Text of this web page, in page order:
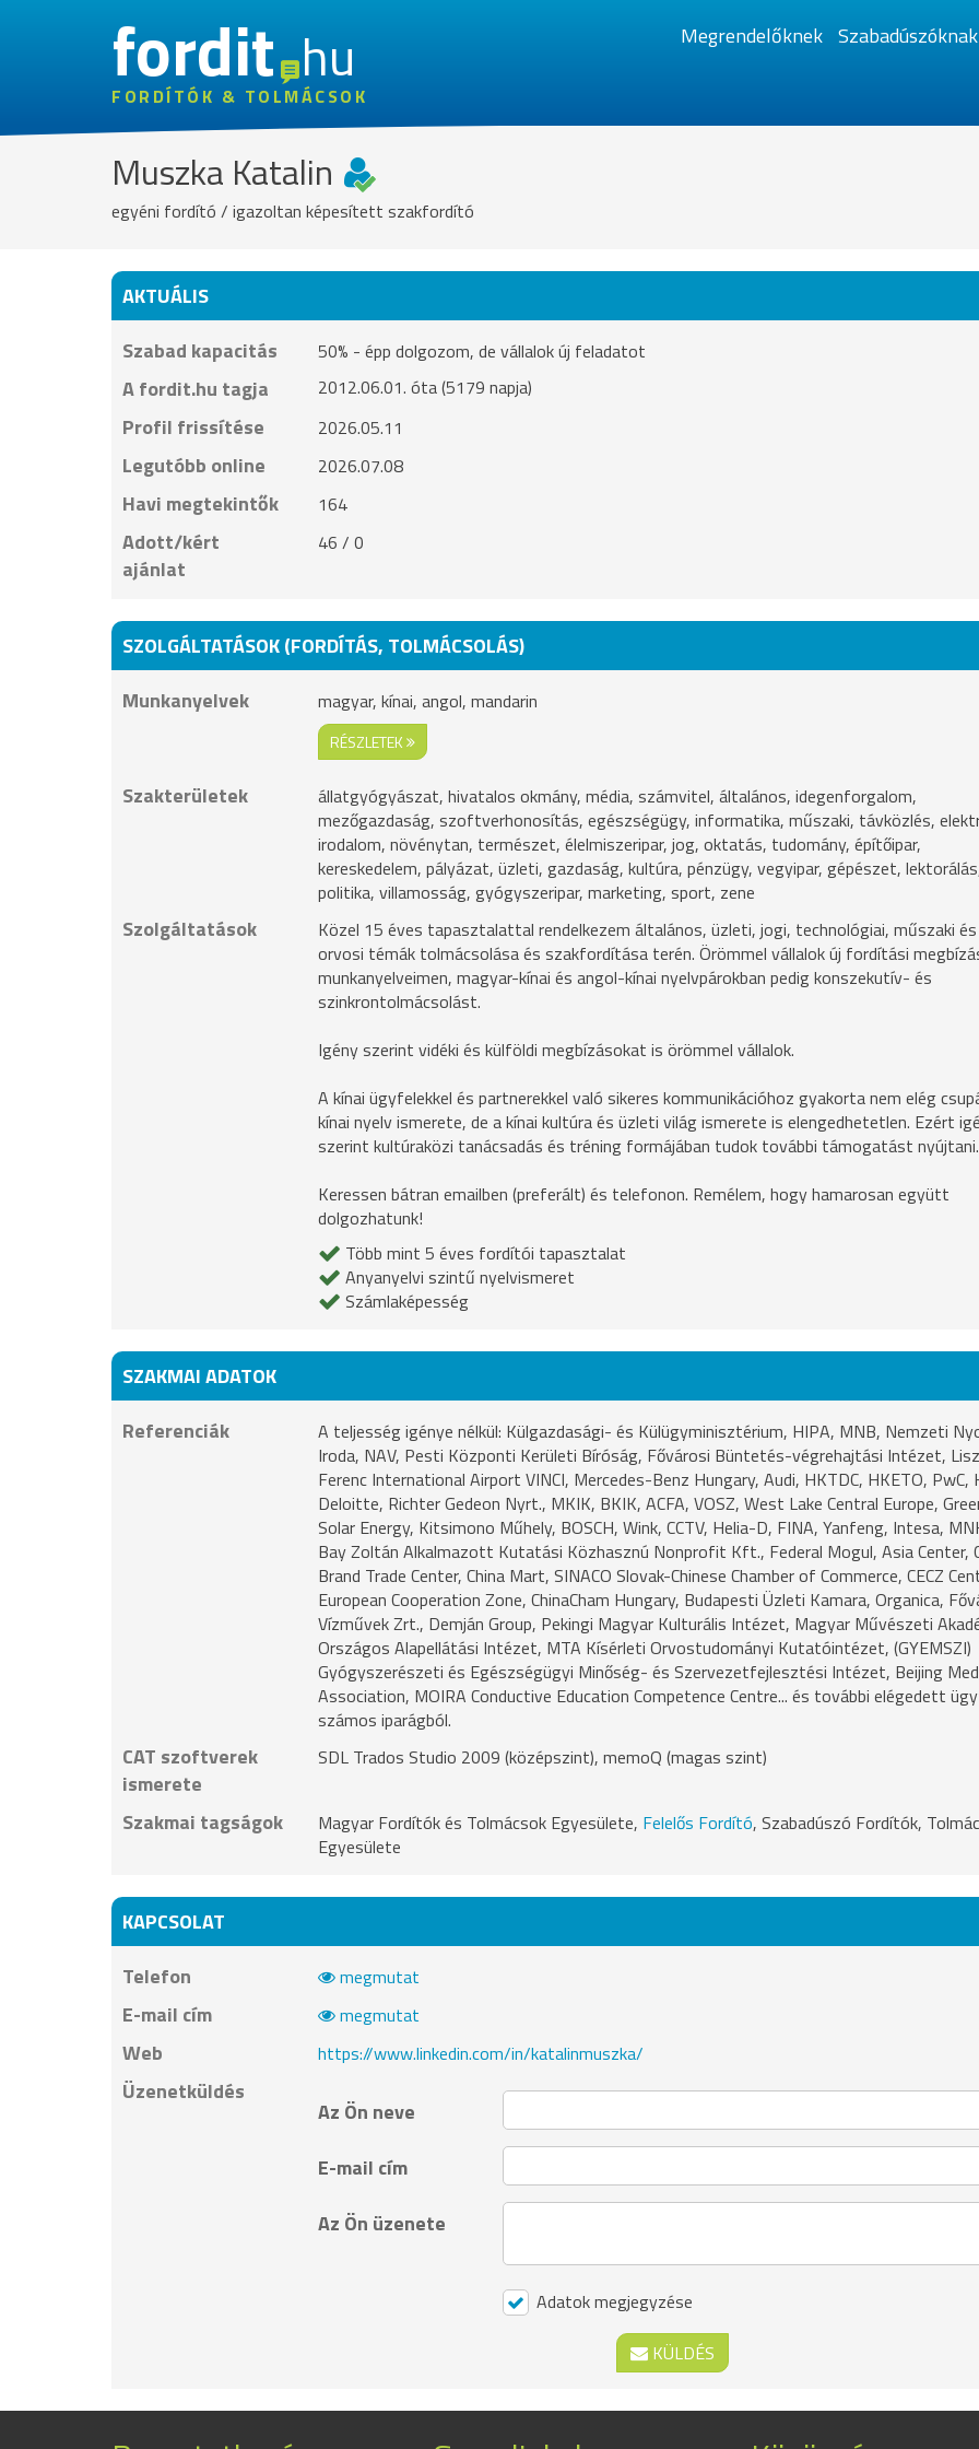
fordithu
FORDÍTÓK & TOLMÁCSOK
Megrendelőknek Szabadúszóknak
Muszka Katalin
egyéni fordító / igazoltan képesített szakfordító
AKTUÁLIS
Szabad kapacitás
50% - épp dolgozom, de vállalok új feladatot
A fordit.hu tagja 2012.06.01. óta (5179 napja)
Profil frissítése 2026.05.11
Legutóbb online 2026.07.08
Havi megtekintők 164
Adott/kért
ajánlat
46 / 0
SZOLGÁLTATÁSOK (FORDÍTÁS, TOLMÁCSOLÁS)
Munkanyelvek
magyar, kínai, angol, mandarin
RÉSZLETEK
Szakterületek
állatgyógyászat, hivatalos okmány, média, számvitel, általános, idegenforgalom,
mezőgazdaság, szoftverhonosítás, egészségügy, informatika, műszaki, távközlés,
irodalom, növénytan, természet, élelmiszeripar, jog, oktatás, tudomány, építőipar,
kereskedelem, pályázat, üzleti, gazdaság, kultúra, pénzügy, vegyipar, gépészet,
politika, villamosság, gyógyszeripar, marketing, sport, zene
Szolgáltatások
Közel 15 éves tapasztalattal rendelkezem általános, üzleti, jogi, technológiai, műszaki és
orvosi témák tolmácsolása és szakfordítása terén. Örömmel vállalok új fordítási
munkanyelveimen, magyar-kínai és angol-kínai nyelvpárokban pedig konszekutív- és
szinkrontolmácsolást.
Igény szerint vidéki és külföldi megbízásokat is örömmel vállalok.
A kínai ügyfelekkel és partnerekkel való sikeres kommunikációhoz gyakorta nem elég
kínai nyelv ismerete, de a kínai kultúra és üzleti világ ismerete is elengedhetetlen. Ezért
szerint kultúraközi tanácsadás és tréning formájában tudok további támogatást nyújtani.
Keressen bátran emailben (preferált) és telefonon. Remélem, hogy hamarosan együtt
dolgozhatunk!
Több mint 5 éves fordítói tapasztalat
Anyanyelvi szintű nyelvismeret
Számlaképesség
SZAKMAI ADATOK
Referenciák
A teljesség igénye nélkül: Külgazdasági- és Külügyminisztérium, HIPA, MNB, Nemzeti
Iroda, NAV, Pesti Központi Kerületi Bíróság, Fővárosi Büntetés-végrehajtási Intézet,
Ferenc International Airport VINCI, Mercedes-Benz Hungary, Audi, HKTDC, HKETO, PwC,
Deloitte, Richter Gedeon Nyrt., MKIK, BKIK, ACFA, VOSZ, West Lake Central Europe,
Solar Energy, Kitsimono Műhely, BOSCH, Wink, CCTV, Helia-D, FINA, Yanfeng, Intesa,
Bay Zoltán Alkalmazott Kutatási Közhasznú Nonprofit Kft., Federal Mogul, Asia Center,
Brand Trade Center, China Mart, SINACO Slovak-Chinese Chamber of Commerce, CECZ
European Cooperation Zone, ChinaCham Hungary, Budapesti Üzleti Kamara, Organica,
Vízművek Zrt., Demján Group, Pekingi Magyar Kulturális Intézet, Magyar Művészeti
Országos Alapellátási Intézet, MTA Kísérleti Orvostudományi Kutatóintézet, (GYEMSZI)
Gyógyszerészeti és Egészségügyi Minőség- és Szervezetfejlesztési Intézet, Beijing
Association, MOIRA Conductive Education Competence Centre... és további elégedett
számos iparágból.
CAT szoftverek
ismerete
SDL Trados Studio 2009 (középszint), memoQ (magas szint)
Szakmai tagságok Magyar Fordítók és Tolmácsok Egyesülete, Felelős Fordító, Szabadúszó Fordítók,
Egyesülete
KAPCSOLAT
Telefon
megmutat
E-mail cím megmutat
Web https://www.linkedin.com/in/katalinmuszka/
Üzenetküldés
Az Ön neve
E-mail cím
Az Ön üzenete
Adatok megjegyzése
KÜLDÉS